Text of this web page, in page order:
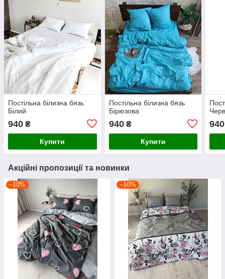
Постільна білизна бязь
Білий
940 ₴
Купити
Постільна білизна бязь
Бірюзова
940₴
Купити
940
Акційні пропозиції та новинки
–10% –10%